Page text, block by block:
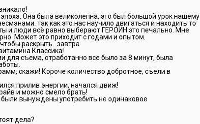
Она была великолепна, это был большой урок нашему
так как это нас научило двигаться и находить то
и люди всё равно выберают ГЕРОИН это печально. Мне
Может это приходит с годами и опытом.
раскрыть…завтра
Классика!
для съема, отработанно все было за 8 минут, была
скажи! Короче количество добротное, съели в
прилив энергии, начался движ!
и можно смело брать!
были вынуждены употребить не одинаковое
дела?